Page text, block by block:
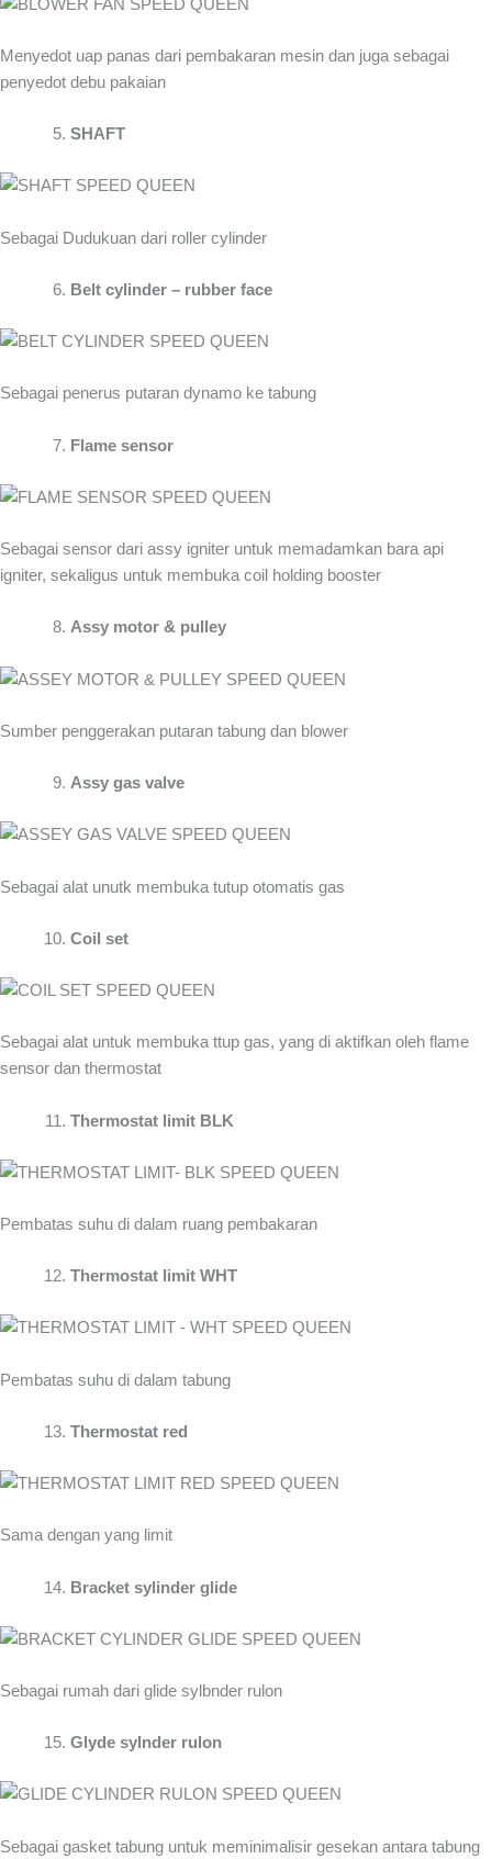
Menyedot uap panas dari pembakaran mesin dan juga sebagai
penyedot debu pakaian
SHAFT
Sebagai Dudukuan dari roller cylinder
Belt cylinder – rubber face
Sebagai penerus putaran dynamo ke tabung
Flame sensor
Sebagai sensor dari assy igniter untuk memadamkan bara api
igniter, sekaligus untuk membuka coil holding booster
Assy motor & pulley
Sumber penggerakan putaran tabung dan blower
Assy gas valve
Sebagai alat unutk membuka tutup otomatis gas
Coil set
Sebagai alat untuk membuka ttup gas, yang di aktifkan oleh flame
sensor dan thermostat
Thermostat limit BLK
Pembatas suhu di dalam ruang pembakaran
Thermostat limit WHT
Pembatas suhu di dalam tabung
Thermostat red
Sama dengan yang limit
Bracket sylinder glide
Sebagai rumah dari glide sylbnder rulon
Glyde sylnder rulon
Sebagai gasket tabung untuk meminimalisir gesekan antara tabung